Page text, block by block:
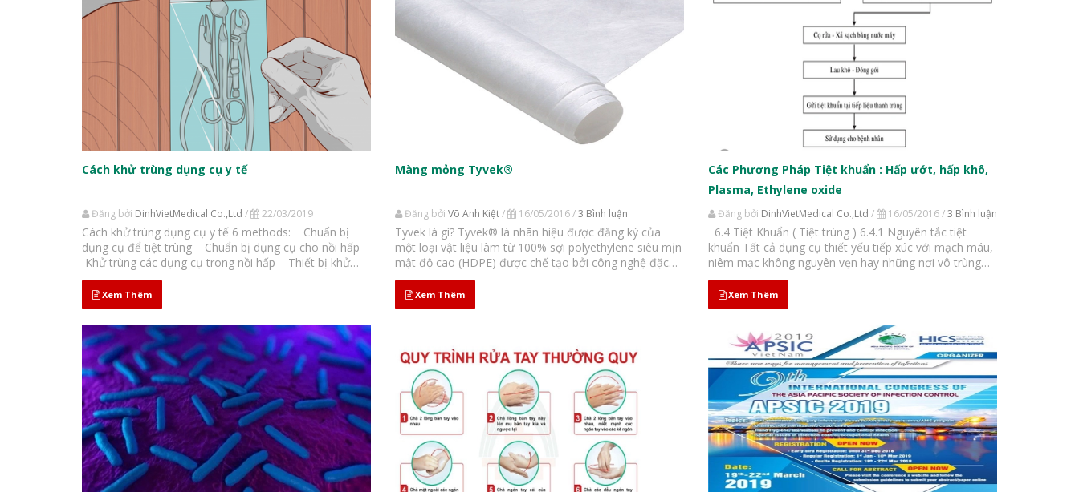
Cách khử trùng dụng cụ y tế
Đăng bởi DinhVietMedical Co.,Ltd / 22/03/2019
Cách khử trùng dụng cụ y tế 6 methods: Chuẩn bị
dụng cụ để tiệt trùng Chuẩn bị dụng cụ cho nồi hấp
Khử trùng các dụng cụ trong nồi hấp Thiết bị khử
trùng bằng Ethylene Oxide Thực hiện khử trùng bằng
nhiệt khô Sử dụng phương pháp thay thế Cho đến
gần đây, công nghệ tiệt...
Xem Thêm
Màng mỏng Tyvek®
Đăng bởi Võ Anh Kiệt/ 16/05/2016 /3 Bình luận
Tyvek là gì? Tyvek® là nhãn hiệu được đăng ký của
một loại vật liệu làm từ 100% sợi polyethylene siêu mịn
mật độ cao (HDPE) được chế tạo bởi công nghệ đặc
biệt của tập đoàn DuPont -USA. Tyvek tạo thành bởi
các sợi siêu nhỏ được gắn với...
Xem Thêm
Các Phương Pháp Tiệt khuẩn : Hấp ướt, hấp khô,
Plasma, Ethylene oxide
Đăng bởi DinhVietMedical Co.,Ltd / 16/05/2016 /3 Bình luận
khuẩn Tất cả dụng cụ thiết yếu tiếp xúc với mạch máu,
niêm mạc không nguyên vẹn hay những nơi vô trùng
trên cơ thể, phải được tiệt khuẩn. Tiệt khuẩn nghĩa là
sử dụng một quy trình vật lý...
Xem Thêm